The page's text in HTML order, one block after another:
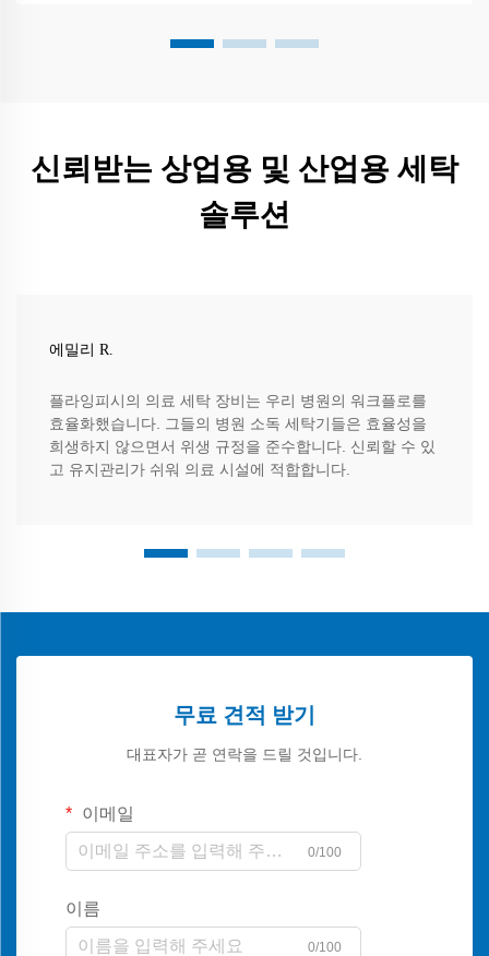
신뢰받는 상업용 및 산업용 세탁
솔루션
에밀리 R.
플라잉피시의 의료 세탁 장비는 우리 병원의 워크플로를
효율화했습니다. 그들의 병원 소독 세탁기들은 효율성을
희생하지 않으면서 위생 규정을 준수합니다. 신뢰할 수 있
고 유지관리가 쉬워 의료 시설에 적합합니다.
무료 견적 받기
대표자가 곧 연락을 드릴 것입니다.
이메일
0/100
이름
0/100